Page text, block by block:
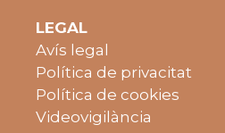
LEGAL
Avís legal
Política de privacitat
Política de cookies
Videovigilància